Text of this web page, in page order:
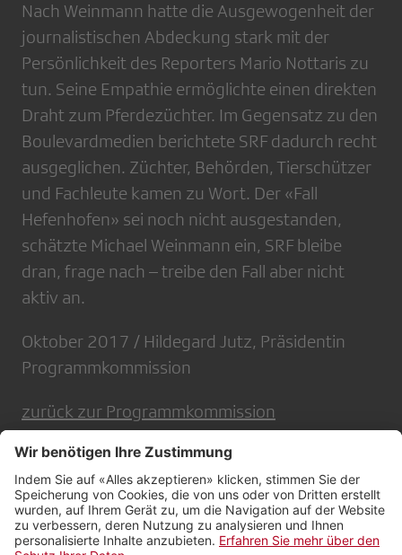
Nach Weinmann hatte die Ausgewogenheit der
journalistischen Abdeckung stark mit der
Persönlichkeit des Reporters Mario Nottaris zu
tun. Seine Empathie ermöglichte einen direkten
Draht zum Pferdezüchter. Im Gegensatz zu den
Boulevardmedien berichtete SRF dadurch recht
ausgeglichen. Züchter, Behörden, Tierschützer
und Fachleute kamen zu Wort. Der «Fall
Hefenhofen» sei noch nicht ausgestanden,
schätzte Michael Weinmann ein, SRF bleibe
dran, frage nach – treibe den Fall aber nicht
aktiv an.
Oktober 2017 / Hildegard Jutz, Präsidentin
Programmkommission
zurück zur Programmkommission
Kontakt
Impressum